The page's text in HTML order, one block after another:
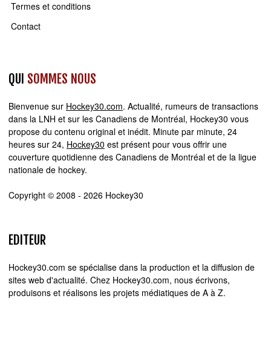
Termes et conditions
Contact
QUI SOMMES NOUS
Bienvenue sur Hockey30.com. Actualité, rumeurs de transactions
dans la LNH et sur les Canadiens de Montréal, Hockey30 vous
propose du contenu original et inédit. Minute par minute, 24
heures sur 24, Hockey30 est présent pour vous offrir une
couverture quotidienne des Canadiens de Montréal et de la ligue
nationale de hockey.
Copyright © 2008 - 2026 Hockey30
EDITEUR
Hockey30.com se spécialise dans la production et la diffusion de
sites web d'actualité. Chez Hockey30.com, nous écrivons,
produisons et réalisons les projets médiatiques de A à Z.